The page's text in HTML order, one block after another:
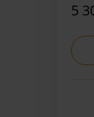
5